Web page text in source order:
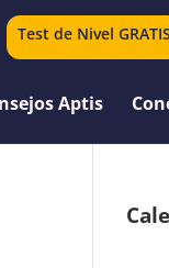
Test de Nivel GRATIS
Aptis